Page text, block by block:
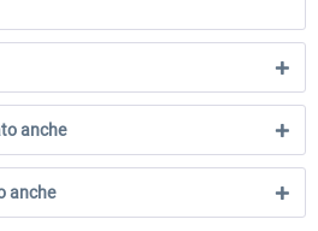
anche
anche